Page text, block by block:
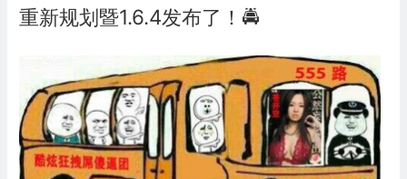
重新规划暨1.6.4发布了！🚔